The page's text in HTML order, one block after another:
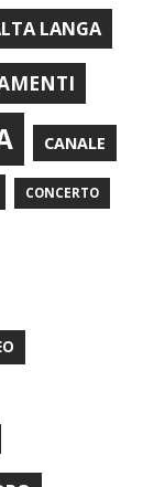
LANGA
CANALE
CONCERTO